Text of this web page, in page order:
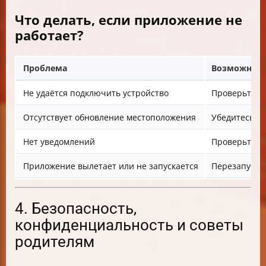
Что делать, если приложение не
работает?
Проблема Возможное
Не удаётся подключить устройство Проверьте
Отсутствует обновление местоположения Убедитесь в
Нет уведомлений Проверьте
Приложение вылетает или не запускается
4. Безопасность,
конфиденциальность и советы
родителям